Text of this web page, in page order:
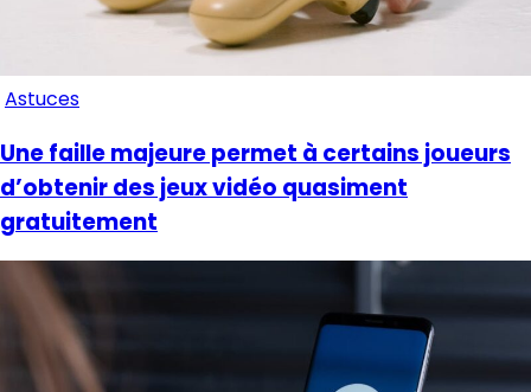
Astuces
Une faille majeure permet à certains joueurs
d’obtenir des jeux vidéo quasiment
gratuitement